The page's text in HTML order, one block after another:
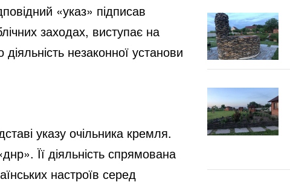
«указ» підписав
заходах, виступає на
незаконної установи
указу очільника кремля.
Її діяльність спрямована
настроїв серед